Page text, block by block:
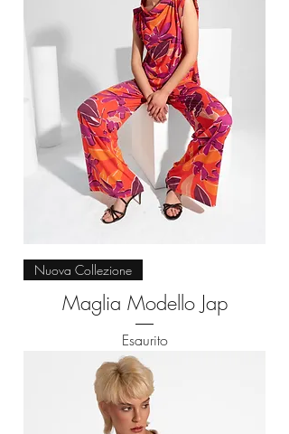
Nuova Collezione
Maglia Modello Jap
Esaurito